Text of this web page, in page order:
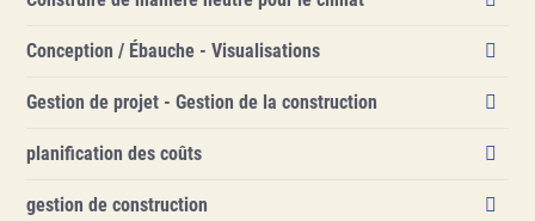
Conception / Ébauche - Visualisations
Gestion de projet - Gestion de la construction
planification des coûts
gestion de construction